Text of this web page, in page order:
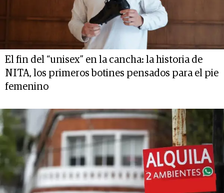
El fin del “unisex” en la cancha: la historia de
NITA, los primeros botines pensados para el pie
femenino